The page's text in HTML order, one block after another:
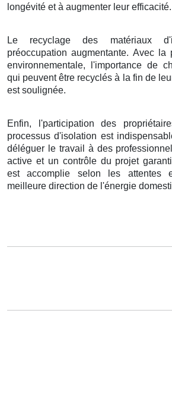
longévité et à augmenter leur efficacité.
Le recyclage des matériaux
préoccupation augmentante. Avec
environnementale, l'importance de
qui peuvent être recyclés à la fin de
est soulignée.
Enfin, l'participation des
processus d'isolation est
déléguer le travail à des
active et un contrôle du projet
est accomplie selon les attentes
meilleure direction de l'énergie